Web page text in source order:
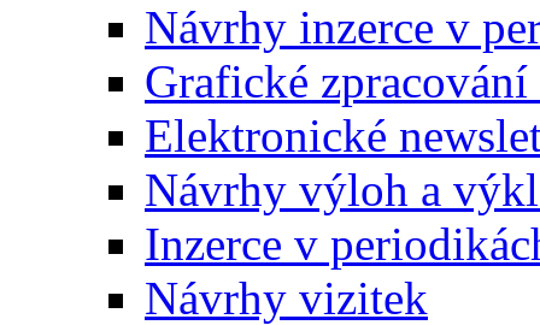
Návrhy inzerce v
Grafické
Elektronické
Návrhy výloh a
Inzerce v
Návrhy vizitek